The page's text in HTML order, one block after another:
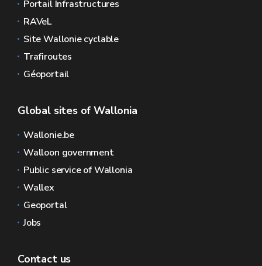
Portail Infrastructures
RAVeL
Site Wallonie cyclable
Trafiroutes
Géoportail
Global sites of Wallonia
Wallonie.be
Walloon government
Public service of Wallonia
Wallex
Geoportal
Jobs
Contact us